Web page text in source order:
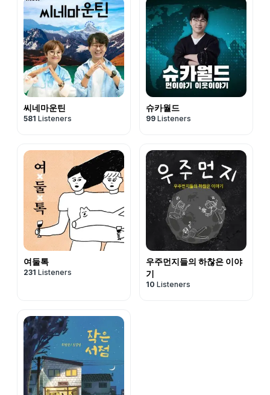
씨네마운틴
581 Listeners
슈카월드
99 Listeners
여둘톡
231 Listeners
우주먼지들의 하찮은 이야
기
10 Listeners